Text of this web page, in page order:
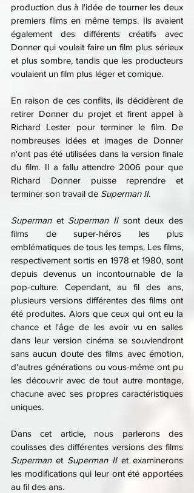
production dus à l'idée de tourner les deux
premiers films en même temps. Ils avaient
également des différents créatifs avec
Donner qui voulait faire un film plus sérieux
et plus sombre, tandis que les producteurs
voulaient un film plus léger et comique.
En raison de ces conflits, ils décidèrent de
retirer Donner du projet et firent appel à
Richard Lester pour terminer le film. De
nombreuses idées et images de Donner
n'ont pas été utilisées dans la version finale
du film. Il a fallu attendre 2006 pour que
Richard Donner puisse reprendre et
terminer son travail de Superman II.
Superman et Superman II sont deux des
films de super-héros les plus
emblématiques de tous les temps. Les films,
respectivement sortis en 1978 et 1980, sont
depuis devenus un incontournable de la
pop-culture. Cependant, au fil des ans,
plusieurs versions différentes des films ont
été produites. Alors que ceux qui ont eu la
chance et l'âge de les avoir vu en salles
dans leur version cinéma se souviendront
sans aucun doute des films avec émotion,
d'autres générations ou vous-même ont pu
les découvrir avec de tout autre montage,
chacune avec ses propres caractéristiques
uniques.
Dans cet article, nous parlerons des
Superman et Superman II et examinerons
les modifications qui leur ont été apportées
au fil des ans.